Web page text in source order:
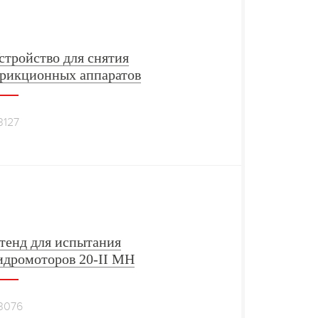
для снятия
аппаратов
для испытания
20-II МН